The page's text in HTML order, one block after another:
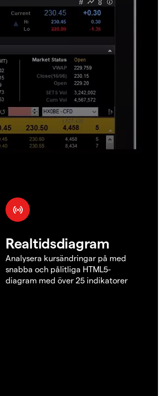
Realtidsdiagram
Analysera kursändringar på med
snabba och pålitliga HTML5-
diagram med över 25 indikatorer